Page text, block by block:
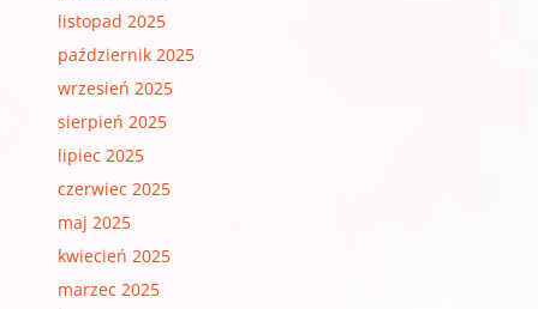
listopad 2025
październik 2025
wrzesień 2025
sierpień 2025
lipiec 2025
czerwiec 2025
maj 2025
kwiecień 2025
marzec 2025